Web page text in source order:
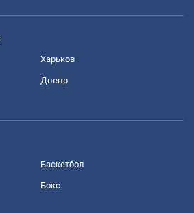
Харьков
Днепр
Баскетбол
Бокс